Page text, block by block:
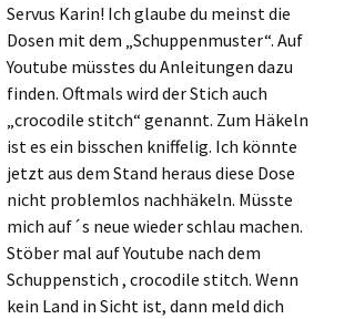
Servus Karin! Ich glaube du meinst die
Dosen mit dem „Schuppenmuster“. Auf
Youtube müsstes du Anleitungen dazu
finden. Oftmals wird der Stich auch
„crocodile stitch“ genannt. Zum Häkeln
ist es ein bisschen kniffelig. Ich könnte
jetzt aus dem Stand heraus diese Dose
nicht problemlos nachhäkeln. Müsste
mich auf´s neue wieder schlau machen.
Stöber mal auf Youtube nach dem
Schuppenstich , crocodile stitch. Wenn
kein Land in Sicht ist, dann meld dich